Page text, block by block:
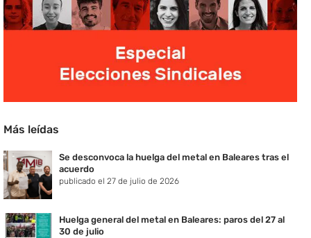
Más leídas
Se desconvoca la huelga del metal en Baleares tras el
acuerdo
publicado el 27 de julio de 2026
Huelga general del metal en Baleares: paros del 27 al
30 de julio